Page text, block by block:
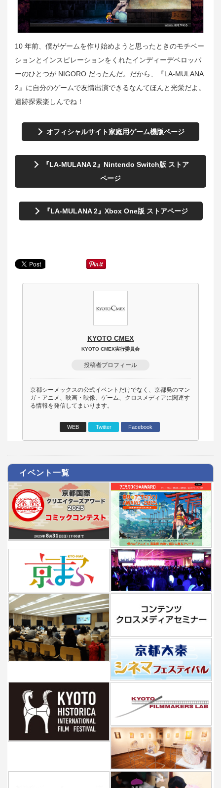
10 年前、僕がゲームを作り始めようと思ったときのモチベー
ションとインスピレーションをくれたインディーデベロッパ
ーのひとつが NIGORO だったんだ。だから、『LA-MULANA
2』に自分のゲームで友情出演できるなんてほんと光栄だよ。
遺跡探索楽しんでね！
オフィシャルサイト家庭用ゲーム機版ページ
『LA-MULANA 2』Nintendo Switch版 ストア
ページ
『LA-MULANA 2』Xbox One版 ストアページ
KYOTO CMEX
KYOTO CMEX実行委員会
投稿者プロフィール
京都シーメックスの公式イベントだけでなく、京都発のマン
ガ・アニメ、映画・映像、ゲーム、クロスメディアに関連す
る情報を発信してまいります。
WEB Twitter Facebook
イベント一覧